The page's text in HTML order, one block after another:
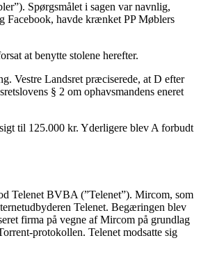
Spørgsmålet i sagen var navnlig,
Facebook, havde krænket PP Møblers
at benytte stolene herefter.
Vestre Landsret præciserede, at D efter
§ 2 om ophavsmandens eneret
til 125.000 kr. Yderligere blev A forbudt
Telenet BVBA (”Telenet”). Mircom, som
Telenet. Begæringen blev
firma på vegne af Mircom på grundlag
protokollen. Telenet modsatte sig